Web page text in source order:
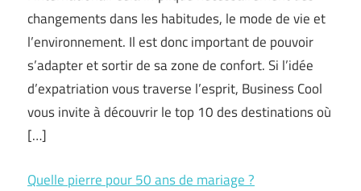
changements dans les habitudes, le mode de vie et
l’environnement. Il est donc important de pouvoir
s’adapter et sortir de sa zone de confort. Si l’idée
d’expatriation vous traverse l’esprit, Business Cool
vous invite à découvrir le top 10 des destinations où
[…]
Quelle pierre pour 50 ans de mariage ?